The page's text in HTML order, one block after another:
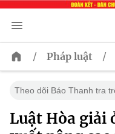
/ Pháp luật /
Theo dõi Báo Thanh tra
Luật Hòa giải